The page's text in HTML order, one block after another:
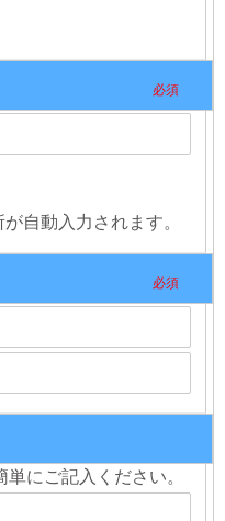
必須
自動入力されます。
必須
にご記入ください。